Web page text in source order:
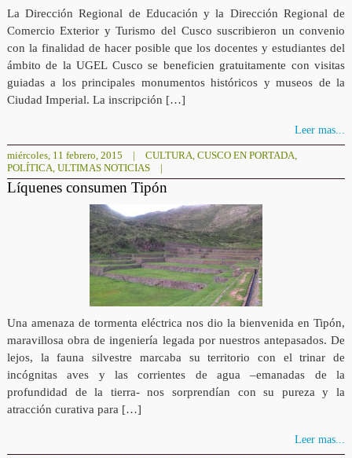
La Dirección Regional de Educación y la Dirección Regional de
Comercio Exterior y Turismo del Cusco suscribieron un convenio
con la finalidad de hacer posible que los docentes y estudiantes del
ámbito de la UGEL Cusco se beneficien gratuitamente con visitas
guiadas a los principales monumentos históricos y museos de la
Ciudad Imperial. La inscripción […]
Leer mas...
miércoles, 11 febrero, 2015 | CULTURA, CUSCO EN PORTADA,
POLÍTICA, ULTIMAS NOTICIAS |
Líquenes consumen Tipón
Una amenaza de tormenta eléctrica nos dio la bienvenida en Tipón,
maravillosa obra de ingeniería legada por nuestros antepasados. De
lejos, la fauna silvestre marcaba su territorio con el trinar de
incógnitas aves y las corrientes de agua –emanadas de la
profundidad de la tierra- nos sorprendían con su pureza y la
atracción curativa para […]
Leer mas...